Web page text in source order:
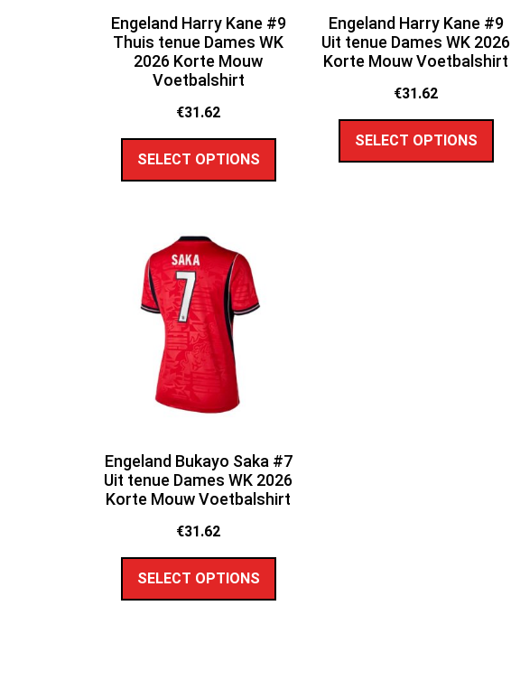
Engeland Harry Kane #9
Thuis tenue Dames WK
2026 Korte Mouw
Voetbalshirt
€31.62
SELECT OPTIONS
Engeland Harry Kane #9
Uit tenue Dames WK 2026
Korte Mouw Voetbalshirt
€31.62
SELECT OPTIONS
Engeland Bukayo Saka #7
Uit tenue Dames WK 2026
Korte Mouw Voetbalshirt
€31.62
SELECT OPTIONS